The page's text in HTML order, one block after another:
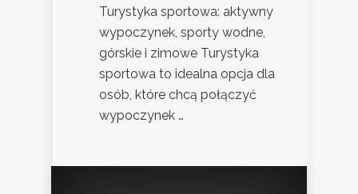
Turystyka sportowa: aktywny
wypoczynek, sporty wodne,
górskie i zimowe Turystyka
sportowa to idealna opcja dla
osób, które chcą połączyć
wypoczynek …